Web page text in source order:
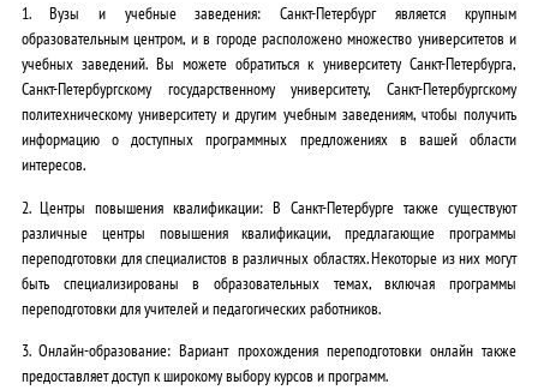
1. Вузы и учебные заведения: Санкт-Петербург является крупным
образовательным центром, и в городе расположено множество университетов и
учебных заведений. Вы можете обратиться к университету Санкт-Петербурга,
Санкт-Петербургскому государственному университету, Санкт-Петербургскому
политехническому университету и другим учебным заведениям, чтобы получить
информацию о доступных программных предложениях в вашей области
интересов.
2. Центры повышения квалификации: В Санкт-Петербурге также существуют
различные центры повышения квалификации, предлагающие программы
переподготовки для специалистов в различных областях. Некоторые из них могут
быть специализированы в образовательных темах, включая программы
переподготовки для учителей и педагогических работников.
3. Онлайн-образование: Вариант прохождения переподготовки онлайн также
предоставляет доступ к широкому выбору курсов и программ.